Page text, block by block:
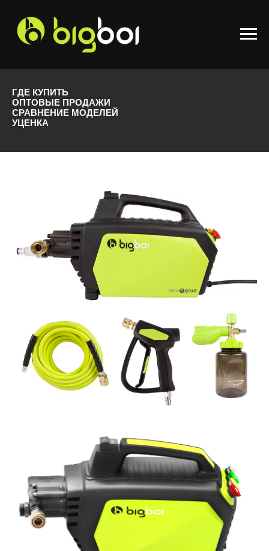
ГДЕ КУПИТЬ
ОПТОВЫЕ ПРОДАЖИ
СРАВНЕНИЕ МОДЕЛЕЙ
УЦЕНКА